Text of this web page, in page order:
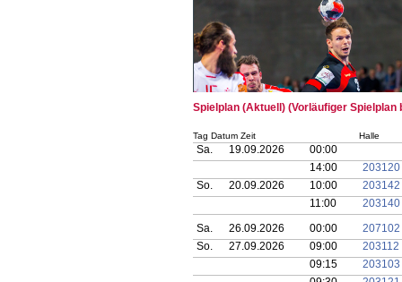
Spielplan (Aktuell) (Vorläufiger Spielplan
Tag Datum Zeit Halle
Sa. 19.09.2026
00:00
14:00
203120
So.
20.09.2026 10:00
203142
11:00
203140
Sa.
26.09.2026 00:00
207102
So.
27.09.2026 09:00
203112
09:15
203103